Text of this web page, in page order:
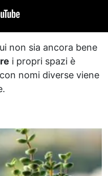
non sia ancora bene
i propri spazi è
nomi diverse viene